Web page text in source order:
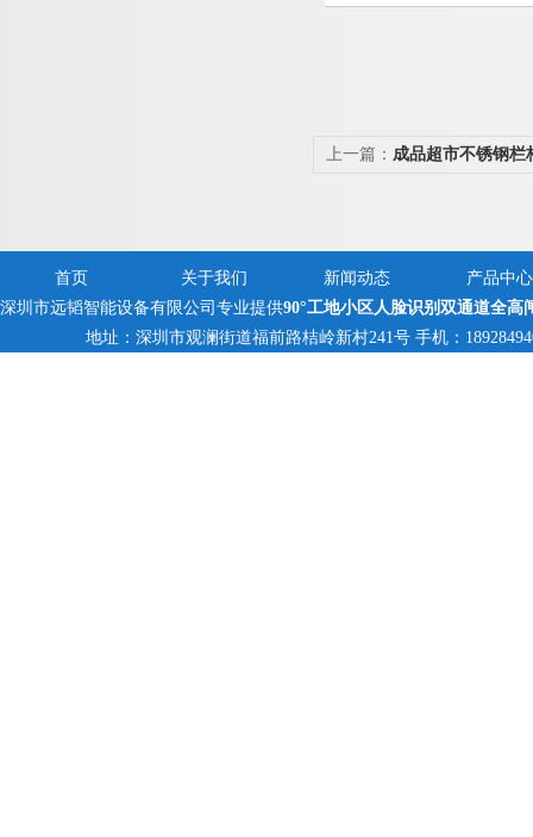
上一篇： 成品超市不锈钢栏
首页 关于我们 新闻动态
产品中心
深圳市远韬智能设备有限公司专业提供90°工地小区人脸识别双通道全高
地址：深圳市观澜街道福前路桔岭新村241号 手机：